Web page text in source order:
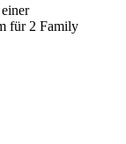
für 2 Family